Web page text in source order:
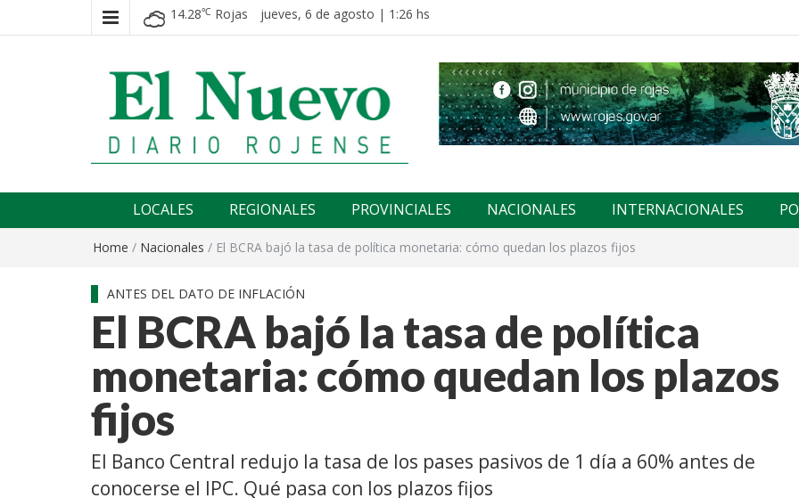
14.28℃ Rojas jueves, 6 de agosto | 1:26 hs
El nuevo rojense
LOCALES REGIONALES PROVINCIALES NACIONALES INTERNACIONALES
Home / Nacionales / El BCRA bajó la tasa de política monetaria: cómo quedan los plazos fijos
ANTES DEL DATO DE INFLACIÓN
El BCRA bajó la tasa de política
monetaria: cómo quedan los plazos
fijos
El Banco Central redujo la tasa de los pases pasivos de 1 día a 60% antes de
conocerse el IPC. Qué pasa con los plazos fijos